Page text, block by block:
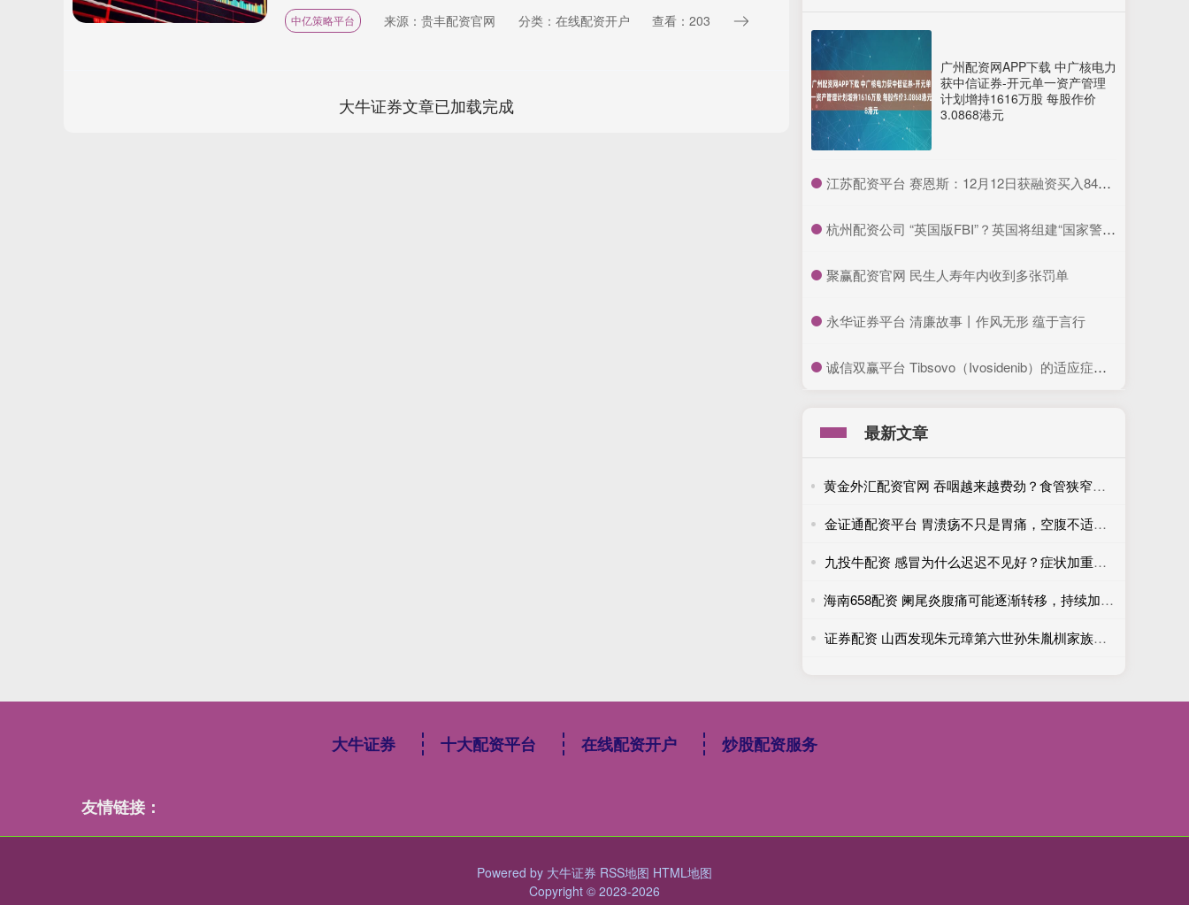
中亿策略平台 来源：贵丰配资官网 分类：在线配资开户 查看：203
大牛证券文章已加载完成
广州配资网APP下载 中广核电力
获中信证券-开元单一资产管理
计划增持1616万股 每股作价
3.0868港元
​江苏配资平台 赛恩斯：12月12日获融资买入846.94万元
​杭州配资公司 “英国版FBI”？英国将组建“国家警察局”
​聚赢配资官网 民生人寿年内收到多张罚单
​永华证券平台 清廉故事丨作风无形 蕴于言行
​诚信双赢平台 Tibsovo（Ivosidenib）的适应症有哪些？
最新文章
黄金外汇配资官网 吞咽越来越费劲？食管狭窄应尽早排查
金证通配资平台 胃溃疡不只是胃痛，空腹不适也要重视
九投牛配资 感冒为什么迟迟不见好？症状加重不宜硬扛
海南658配资 阑尾炎腹痛可能逐渐转移，持续加重需尽快排查
证券配资 山西发现朱元璋第六世孙朱胤杊家族墓地
大牛证券 十大配资平台 在线配资开户 炒股配资服务
友情链接：
Powered by 大牛证券 RSS地图 HTML地图
Copyright © 2023-2026